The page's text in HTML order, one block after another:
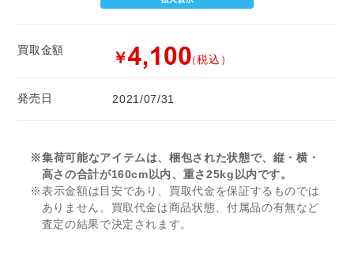
買取金額 ￥ （税込）
発売日 2021/07/31
※集荷可能なアイテムは、梱包された状態で、縦・横・
高さの合計が160cm以内、重さ25kg以内です。
※表示金額は目安であり、買取代金を保証するものでは
ありません。買取代金は商品状態、付属品の有無など
査定の結果で決定されます。